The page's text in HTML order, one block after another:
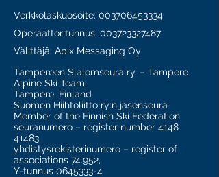
Verkkolaskuosoite: 003706453334
Operaattoritunnus: 003723327487
Välittäjä: Apix Messaging Oy
Tampereen Slalomseura ry. – Tampere
Alpine Ski Team,
Tampere, Finland
Suomen Hiihtoliitto ry:n jäsenseura
Member of the Finnish Ski Federation
seuranumero – register number 4148
41483
yhdistysrekisterinumero – register of
associations 74.952,
Y-tunnus 0645333-4